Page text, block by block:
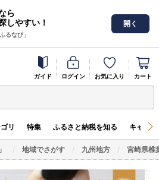
ら
しやすい！
るなび」
開く
ガイド ログイン お気に入り カート
リ 特集 ふるさと納税を知る キャン
地域でさがす 九州地方 宮崎県椎